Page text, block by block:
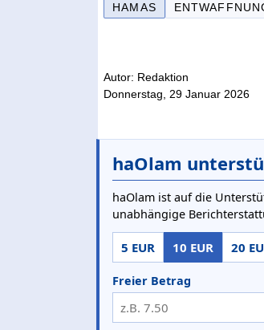
HAMAS
Autor: Redaktion
Donnerstag, 29 Januar 2026
haOlam
haOlam ist auf die
unabhängige
5 EUR 10 EUR 20
Freier Betrag